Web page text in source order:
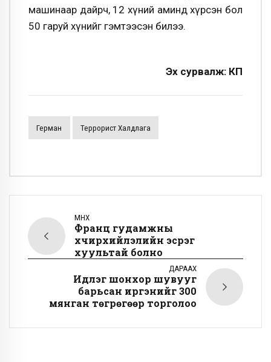
машинаар дайрч, 12 хүний аминд хүрсэн бол
50 гаруй хүнийг гэмтээсэн билээ.
Эх сурвалж: КП
Герман Террорист Халдлага
ӨМНӨХ
Франц гудамжны
хүчирхийлэлийн эсрэг
хуультай болно
ДАРААХ
Идлэг шонхор шувууг
барьсан иргэнийг 300
мянган төгрөгөөр торголоо